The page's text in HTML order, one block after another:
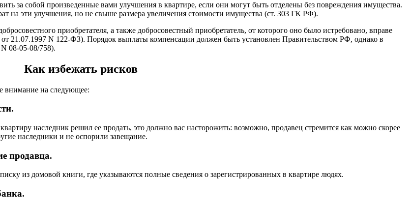
за собой произведенные вами улучшения в квартире, если они могут быть отделены без повреждения имущества.
на эти улучшения, но не свыше размера увеличения стоимости имущества (ст. 303 ГК РФ).
приобретателя, а также добросовестный приобретатель, от которого оно было истребовано, вправе
21.07.1997 N 122-ФЗ). Порядок выплаты компенсации должен быть установлен Правительством РФ, однако в
08-05-08/758).
Как избежать рисков
внимание на следующее:
наследник решил ее продать, это должно вас насторожить: возможно, продавец стремится как можно скорее
наследники и не оспорили завещание.
продавца.
из домовой книги, где указываются полные сведения о зарегистрированных в квартире людях.